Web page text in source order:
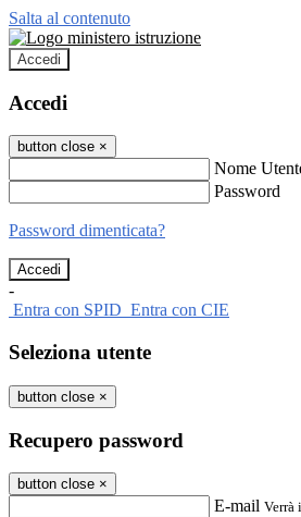
Salta al contenuto
Accedi
Accedi
button close ×
Nome
Password
Password dimenticata?
-
Entra con SPID Entra con CIE
Seleziona utente
button close ×
Recupero password
button close ×
E-mail Verrà